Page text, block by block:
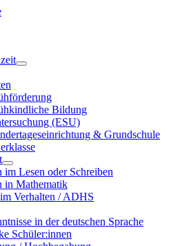
Bildung
(ESU)
& Grundschule
im Lesen oder Schreiben
in Mathematik
Verhalten / ADHS
in der deutschen Sprache
Schüler:innen